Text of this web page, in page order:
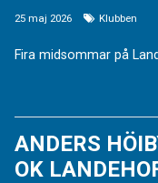
25 maj 2026 Klubben
Fira midsommar på
ANDERS
OK